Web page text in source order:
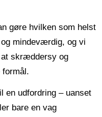
gøre hvilken som helst
og mindeværdig, og vi
at skræddersy og
en udfordring – uanset
bare en vag